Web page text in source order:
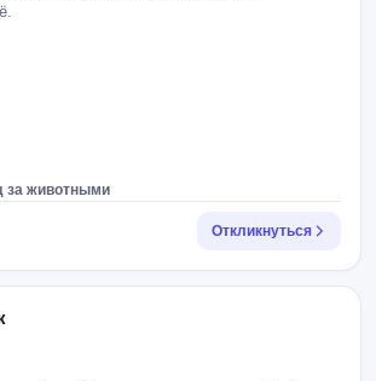
за животными
Откликнуться